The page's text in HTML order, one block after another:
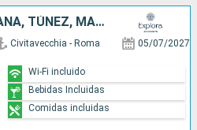
MONACO, FRANCIA, ESPAÑA, TÚNEZ, MALTA, ITALIA
Civitavecchia - Roma 05/07/2027
Wi-Fi incluido
Bebidas Incluidas
Comidas incluidas